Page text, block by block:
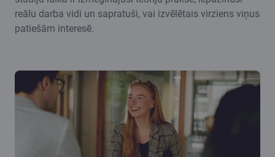
reālu darba vidi un sapratuši, vai izvēlētais virziens viņus
patiešām interesē.